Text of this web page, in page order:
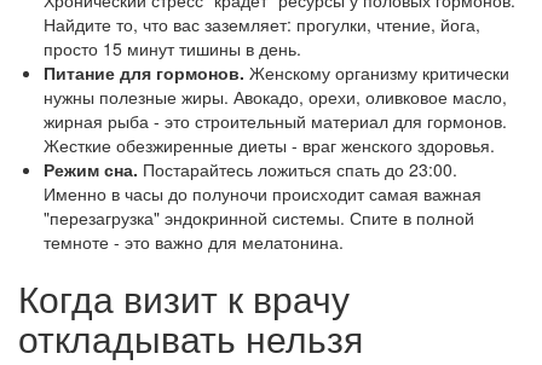
Найдите то, что вас заземляет: прогулки, чтение, йога,
просто 15 минут тишины в день.
Питание для гормонов. Женскому организму критически
нужны полезные жиры. Авокадо, орехи, оливковое масло,
жирная рыба - это строительный материал для гормонов.
Жесткие обезжиренные диеты - враг женского здоровья.
Режим сна. Постарайтесь ложиться спать до 23:00.
Именно в часы до полуночи происходит самая важная
"перезагрузка" эндокринной системы. Спите в полной
темноте - это важно для мелатонина.
Когда визит к врачу
откладывать нельзя